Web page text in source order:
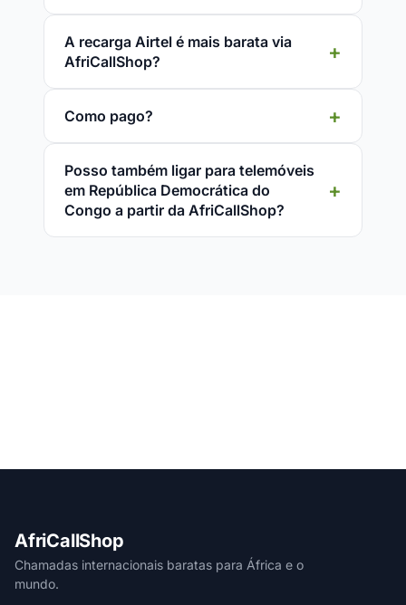
A recarga Airtel é mais barata via
AfriCallShop?
Como pago?
Posso também ligar para telemóveis
em República Democrática do
Congo a partir da AfriCallShop?
AfriCallShop
Chamadas internacionais baratas para África e o
mundo.